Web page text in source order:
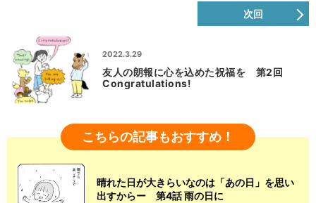
次回
2022.3.29
友人の朗報に心を込めた祝福を 第2回
Congratulations!
こちらの記事もおすすめ！
晴れた日が大きらいなのは「あの日」を思い
出すからー 第4話 雨の日に